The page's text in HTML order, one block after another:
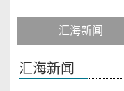
汇海新闻
汇海新闻